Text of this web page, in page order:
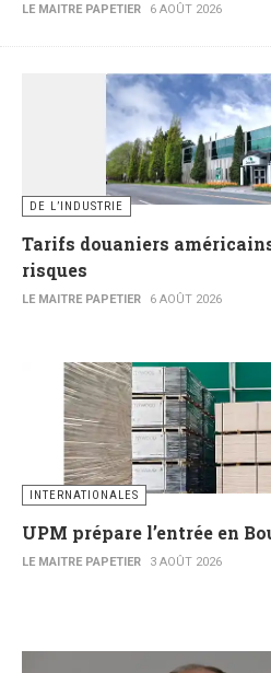
LE MAITRE PAPETIER 6 AOÛT 2026
DE L’INDUSTRIE
Tarifs douaniers
risques
LE MAITRE PAPETIER 6 AOÛT 2026
INTERNATIONALES
UPM prépare l’entrée en
LE MAITRE PAPETIER 3 AOÛT 2026